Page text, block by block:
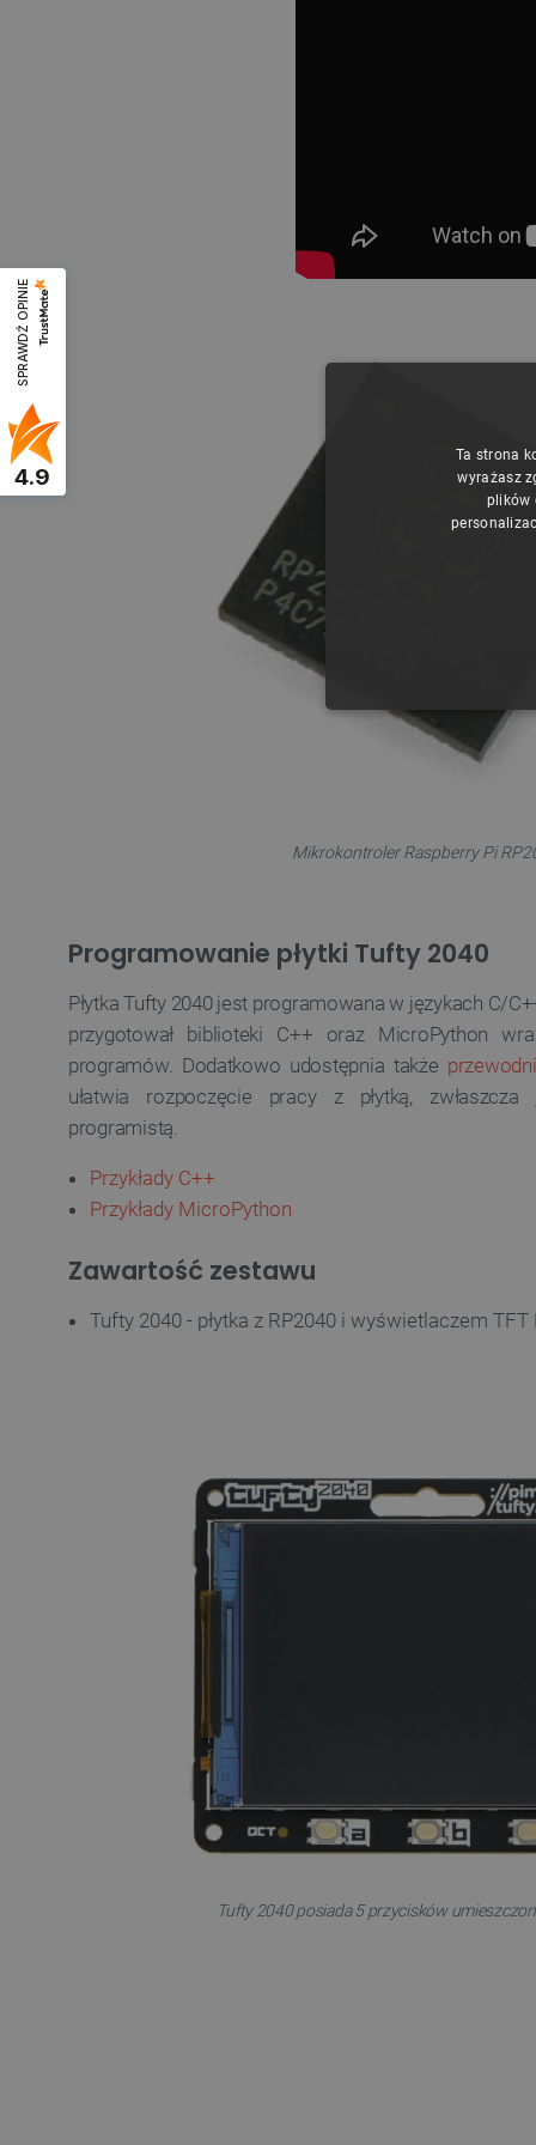
SPRAWDŹ OPINIE
4.9
Mikrokontroler Raspberry Pi
Programowanie płytki Tufty 2040
Płytka Tufty 2040 jest programowana w językach C/
przygotował biblioteki C++ oraz MicroPython
programów. Dodatkowo udostępnia także
ułatwia rozpoczęcie pracy z płytką,
programistą.
Przykłady C++
Przykłady MicroPython
Zawartość zestawu
Tufty 2040 - płytka z RP2040 i wyświetlaczem
Tufty 2040 posiada 5 przycisków
Ta strona
wyrażasz
plików
Nazwa
_lb
_lb_ccc